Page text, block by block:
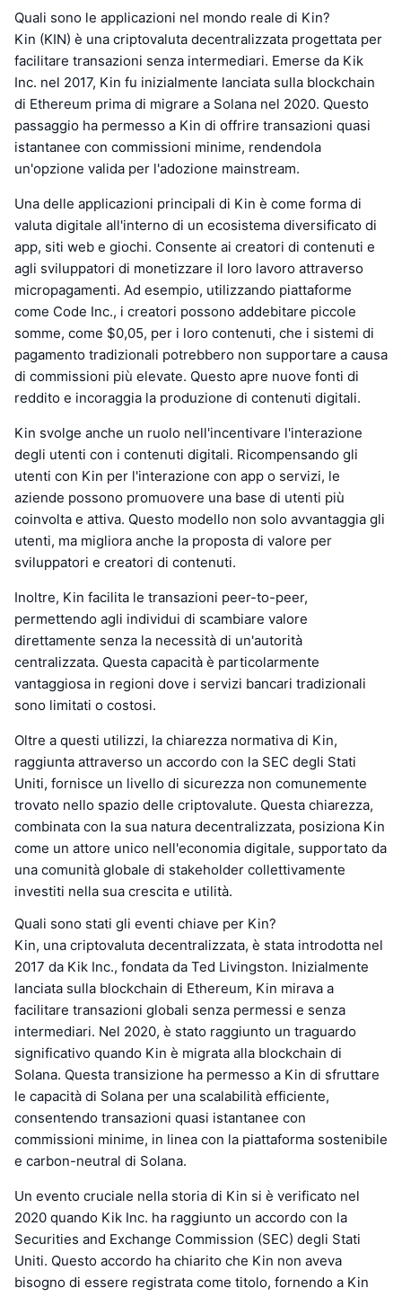
Quali sono le applicazioni nel mondo reale di Kin?
Kin (KIN) è una criptovaluta decentralizzata progettata per
facilitare transazioni senza intermediari. Emerse da Kik
Inc. nel 2017, Kin fu inizialmente lanciata sulla blockchain
di Ethereum prima di migrare a Solana nel 2020. Questo
passaggio ha permesso a Kin di offrire transazioni quasi
istantanee con commissioni minime, rendendola
un'opzione valida per l'adozione mainstream.
Una delle applicazioni principali di Kin è come forma di
valuta digitale all'interno di un ecosistema diversificato di
app, siti web e giochi. Consente ai creatori di contenuti e
agli sviluppatori di monetizzare il loro lavoro attraverso
micropagamenti. Ad esempio, utilizzando piattaforme
come Code Inc., i creatori possono addebitare piccole
somme, come $0,05, per i loro contenuti, che i sistemi di
pagamento tradizionali potrebbero non supportare a causa
di commissioni più elevate. Questo apre nuove fonti di
reddito e incoraggia la produzione di contenuti digitali.
Kin svolge anche un ruolo nell'incentivare l'interazione
degli utenti con i contenuti digitali. Ricompensando gli
utenti con Kin per l'interazione con app o servizi, le
aziende possono promuovere una base di utenti più
coinvolta e attiva. Questo modello non solo avvantaggia gli
utenti, ma migliora anche la proposta di valore per
sviluppatori e creatori di contenuti.
Inoltre, Kin facilita le transazioni peer-to-peer,
permettendo agli individui di scambiare valore
direttamente senza la necessità di un'autorità
centralizzata. Questa capacità è particolarmente
vantaggiosa in regioni dove i servizi bancari tradizionali
sono limitati o costosi.
Oltre a questi utilizzi, la chiarezza normativa di Kin,
raggiunta attraverso un accordo con la SEC degli Stati
Uniti, fornisce un livello di sicurezza non comunemente
trovato nello spazio delle criptovalute. Questa chiarezza,
combinata con la sua natura decentralizzata, posiziona Kin
come un attore unico nell'economia digitale, supportato da
una comunità globale di stakeholder collettivamente
investiti nella sua crescita e utilità.
Quali sono stati gli eventi chiave per Kin?
Kin, una criptovaluta decentralizzata, è stata introdotta nel
2017 da Kik Inc., fondata da Ted Livingston. Inizialmente
lanciata sulla blockchain di Ethereum, Kin mirava a
facilitare transazioni globali senza permessi e senza
intermediari. Nel 2020, è stato raggiunto un traguardo
significativo quando Kin è migrata alla blockchain di
Solana. Questa transizione ha permesso a Kin di sfruttare
le capacità di Solana per una scalabilità efficiente,
consentendo transazioni quasi istantanee con
commissioni minime, in linea con la piattaforma sostenibile
e carbon-neutral di Solana.
Un evento cruciale nella storia di Kin si è verificato nel
2020 quando Kik Inc. ha raggiunto un accordo con la
Securities and Exchange Commission (SEC) degli Stati
Uniti. Questo accordo ha chiarito che Kin non aveva
bisogno di essere registrata come titolo, fornendo a Kin